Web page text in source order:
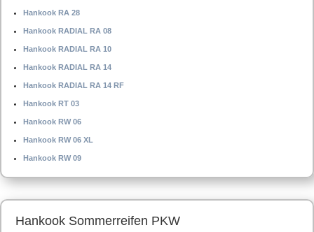
Hankook RA 28
Hankook RADIAL RA 08
Hankook RADIAL RA 10
Hankook RADIAL RA 14
Hankook RADIAL RA 14 RF
Hankook RT 03
Hankook RW 06
Hankook RW 06 XL
Hankook RW 09
Hankook Sommerreifen PKW